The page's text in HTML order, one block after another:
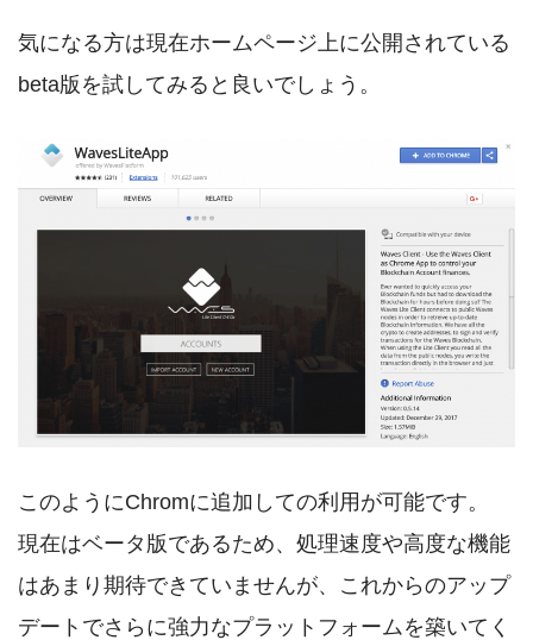
気になる方は現在ホームページ上に公開されている
beta版を試してみると良いでしょう。
このようにChromに追加しての利用が可能です。
現在はベータ版であるため、処理速度や高度な機能
はあまり期待できていませんが、これからのアップ
デートでさらに強力なプラットフォームを築いてく